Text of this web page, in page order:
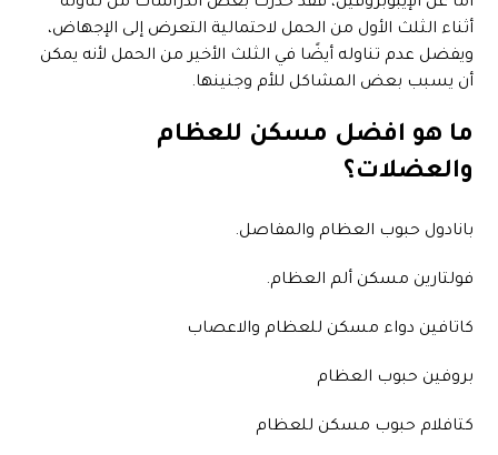
أما عن الإيبوبروفين، فقد حذرت بعض الدراسات من تناوله
أثناء الثلث الأول من الحمل لاحتمالية التعرض إلى الإجهاض،
ويفضل عدم تناوله أيضًا في الثلث الأخير من الحمل لأنه يمكن
أن يسبب بعض المشاكل للأم وجنينها.
ما هو افضل مسكن للعظام
والعضلات؟
بانادول حبوب العظام والمفاصل.
فولتارين مسكن ألم العظام.
كاتافين دواء مسكن للعظام والاعصاب
بروفين حبوب العظام
كتافلام حبوب مسكن للعظام